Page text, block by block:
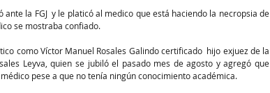
la FGJ  y le platicó al medico que está haciendo la necropsia de
se mostraba confiado.
como Víctor Manuel Rosales Galindo certificado  hijo exjuez de la
Leyva, quien se jubiló el pasado mes de agosto y agregó que
pese a que no tenía ningún conocimiento académica.